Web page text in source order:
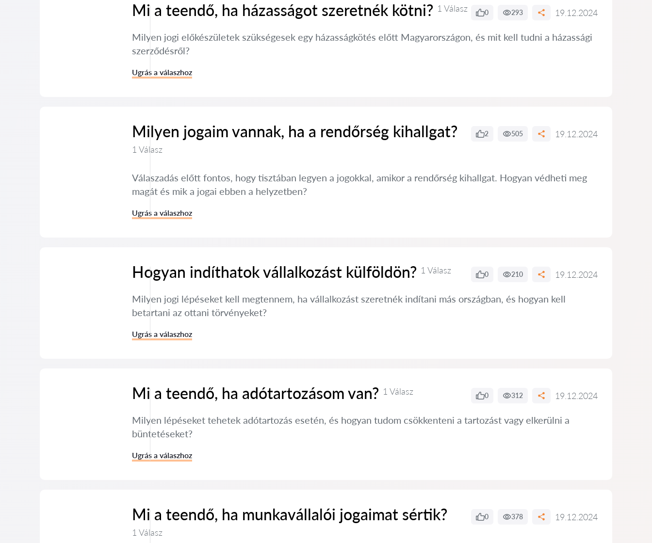
Mi a teendő, ha házasságot szeretnék kötni? 1 Válasz 0 293 19.12.2024
Milyen jogi előkészületek szükségesek egy házasságkötés előtt Magyarországon, és mit kell tudni a házassági
szerződésről?
Ugrás a válaszhoz
Milyen jogaim vannak, ha a rendőrség kihallgat?
1 Válasz
2 505 19.12.2024
Válaszadás előtt fontos, hogy tisztában legyen a jogokkal, amikor a rendőrség kihallgat. Hogyan védheti meg
magát és mik a jogai ebben a helyzetben?
Ugrás a válaszhoz
Hogyan indíthatok vállalkozást külföldön? 1 Válasz 0 210 19.12.2024
Milyen jogi lépéseket kell megtennem, ha vállalkozást szeretnék indítani más országban, és hogyan kell
betartani az ottani törvényeket?
Ugrás a válaszhoz
Mi a teendő, ha adótartozásom van? 1 Válasz 0 312 19.12.2024
Milyen lépéseket tehetek adótartozás esetén, és hogyan tudom csökkenteni a tartozást vagy elkerülni a
büntetéseket?
Ugrás a válaszhoz
Mi a teendő, ha munkavállalói jogaimat sértik?
1 Válasz
0 378 19.12.2024